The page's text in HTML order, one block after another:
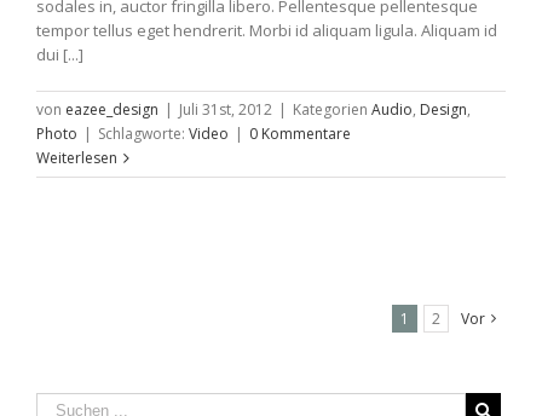
sodales in, auctor fringilla libero. Pellentesque pellentesque
tempor tellus eget hendrerit. Morbi id aliquam ligula. Aliquam id
dui [...]
von eazee_design | Juli 31st, 2012 | Kategorien Audio, Design,
Photo | Schlagworte: Video | 0 Kommentare
Weiterlesen
1 2 Vor